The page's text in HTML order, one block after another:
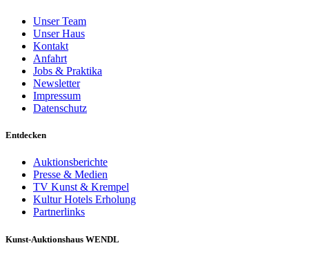
Unser Team
Unser Haus
Kontakt
Anfahrt
Jobs & Praktika
Newsletter
Impressum
Datenschutz
Entdecken
Auktionsberichte
Presse & Medien
TV Kunst & Krempel
Kultur Hotels Erholung
Partnerlinks
Kunst-Auktionshaus WENDL